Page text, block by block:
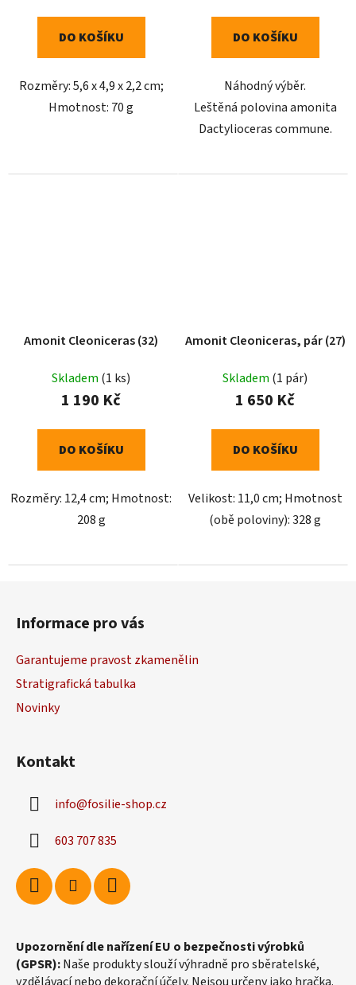
DO KOŠÍKU
Rozměry: 5,6 x 4,9 x 2,2 cm;
Hmotnost: 70 g
DO KOŠÍKU
Náhodný výběr.
Leštěná polovina amonita
Dactylioceras commune.
Amonit Cleoniceras (32)
Skladem (1 ks)
1 190 Kč
DO KOŠÍKU
Rozměry: 12,4 cm; Hmotnost:
208 g
Amonit Cleoniceras, pár (27)
Skladem (1 pár)
1 650 Kč
DO KOŠÍKU
Velikost: 11,0 cm; Hmotnost
(obě poloviny): 328 g
Informace pro vás
Garantujeme pravost zkamenělin
Stratigrafická tabulka
Novinky
Kontakt
info@fosilie-shop.cz
603 707 835
Upozornění dle nařízení EU o bezpečnosti výrobků
(GPSR):Naše produkty slouží výhradně pro sběratelské,
vzdělávací nebo dekorační účely. Nejsou určeny jako hračka.